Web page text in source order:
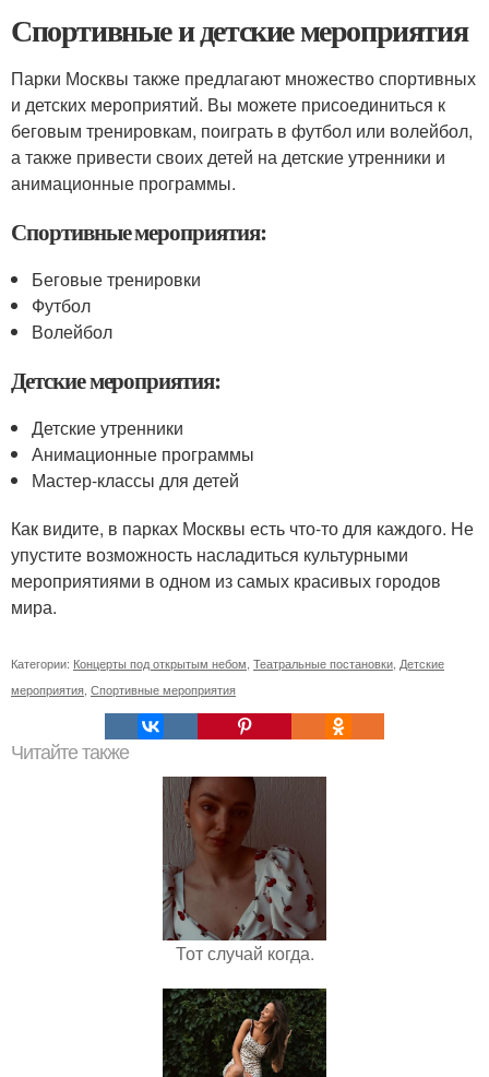
Спортивные и детские мероприятия
Парки Москвы также предлагают множество спортивных
и детских мероприятий. Вы можете присоединиться к
беговым тренировкам, поиграть в футбол или волейбол,
а также привести своих детей на детские утренники и
анимационные программы.
Спортивные мероприятия:
Беговые тренировки
Футбол
Волейбол
Детские мероприятия:
Детские утренники
Анимационные программы
Мастер-классы для детей
Как видите, в парках Москвы есть что-то для каждого. Не
упустите возможность насладиться культурными
мероприятиями в одном из самых красивых городов
мира.
Категории: Концерты под открытым небом Театральные постановки Детские
мероприятия Спортивные мероприятия
Читайте также
Тот случай когда.